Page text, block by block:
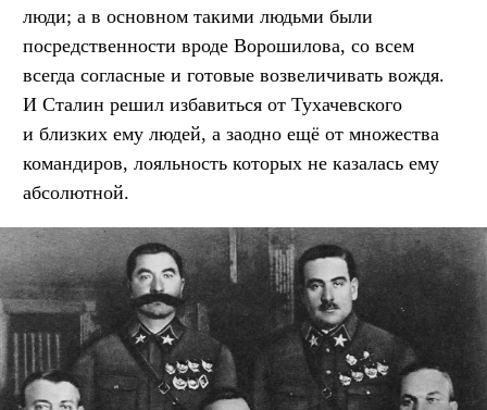
люди; а в основном такими людьми были
посредственности вроде Ворошилова, со всем
всегда согласные и готовые возвеличивать вождя.
И Сталин решил избавиться от Тухачевского
и близких ему людей, а заодно ещё от множества
командиров, лояльность которых не казалась ему
абсолютной.